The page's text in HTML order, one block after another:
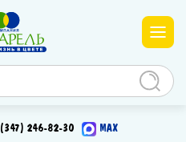
246-82-30 MAX